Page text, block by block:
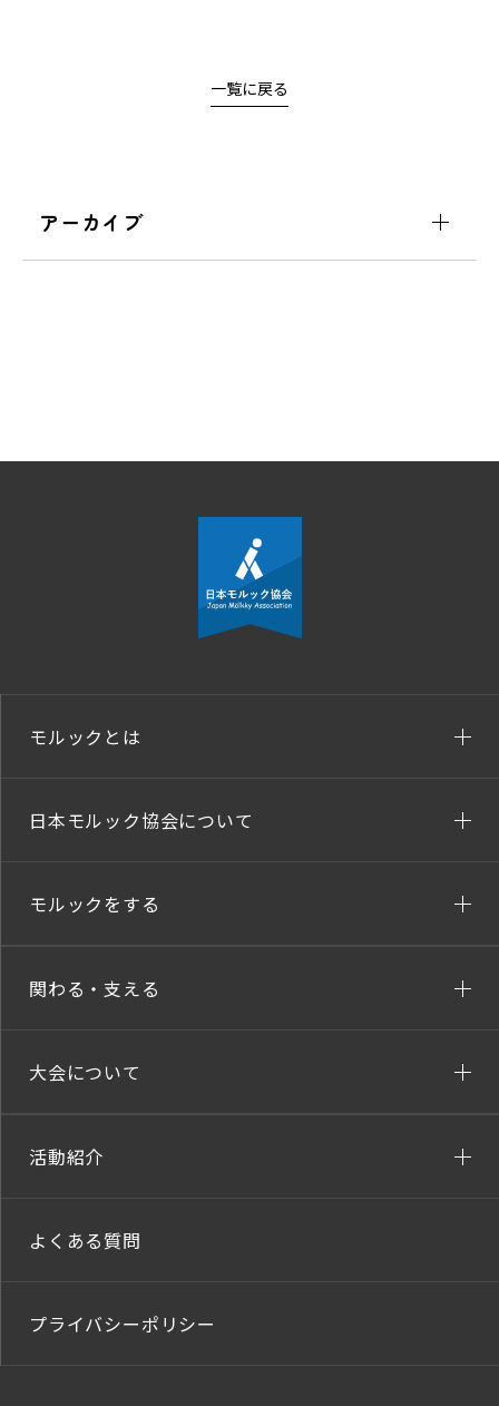
一覧に戻る
アーカイブ
モルックとは
日本モルック協会について
モルックをする
関わる・支える
大会について
活動紹介
よくある質問
プライバシーポリシー